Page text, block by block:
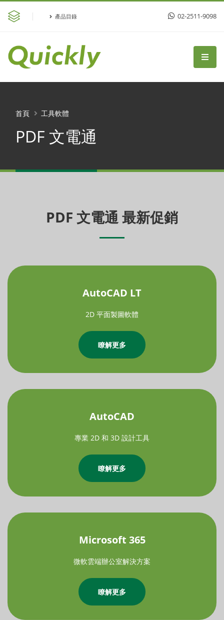
產品目錄 02-2511-9098
PDF 文電通
首頁 工具軟體
PDF 文電通 最新促銷
AutoCAD LT
2D 平面製圖軟體
瞭解更多
AutoCAD
專業 2D 和 3D 設計工具
瞭解更多
Microsoft 365
微軟雲端辦公室解決方案
瞭解更多